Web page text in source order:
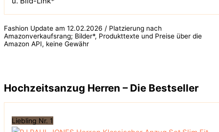
Fashion Update am 12.02.2026 / Platzierung nach
Amazonverkaufsrang; Bilder*, Produkttexte und Preise über die
Amazon API, keine Gewähr
Hochzeitsanzug Herren – Die Bestseller
Liebling Nr. 1